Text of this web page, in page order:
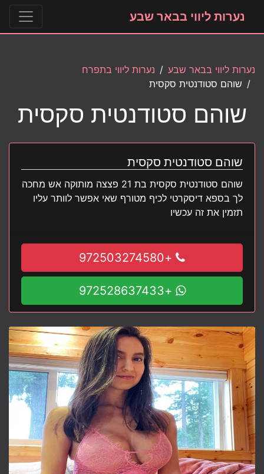
נערות ליווי בבאר שבע
נערות ליווי בבאר שבע
נערות ליווי בתפרח
שוהם סטודנטית סקסית
שוהם סטודנטית סקסית
שוהם סטודנטית סקסית
שוהם סטודנטית סקסית בת 21 פצצה מותוקה אש מחכה
לך בספא דיסקרטי לכיף מטורף שאי אפשר לוותר עליו
תזמין את זה עכשיו
+972503274580
+972528637433